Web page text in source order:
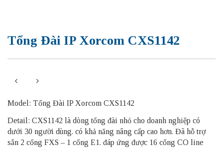
Tổng Đài IP Xorcom CXS1142
Model: Tổng Đài IP Xorcom CXS1142
Detail: CXS1142 là dòng tổng đài nhỏ cho doanh nghiệp có
dưới 30 người dùng. có khả năng nâng cấp cao hơn. Đã hỗ trợ
sẵn 2 cổng FXS – 1 cổng E1. đáp ứng được 16 cổng CO line